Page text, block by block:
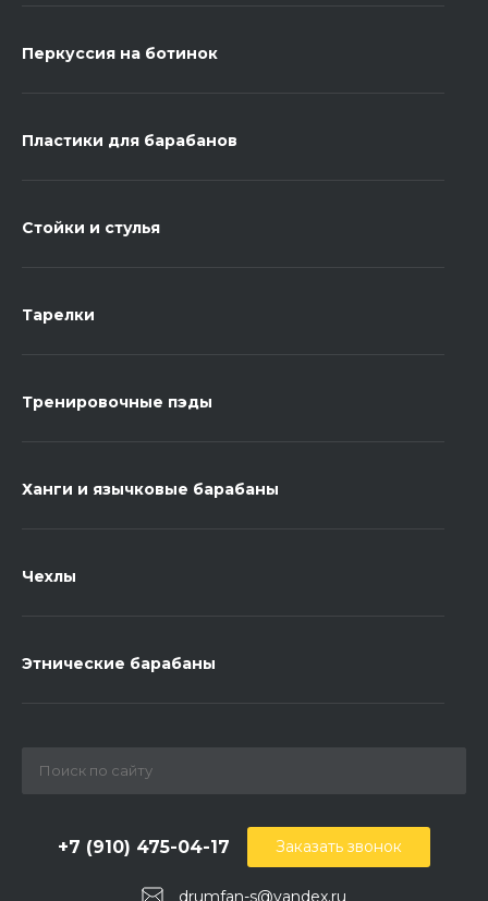
Перкуссия на ботинок
Пластики для барабанов
Стойки и стулья
Тарелки
Тренировочные пэды
Ханги и язычковые барабаны
Чехлы
Этнические барабаны
+7 (910) 475-04-17
drumfan-s@yandex.ru
Заказать звонок